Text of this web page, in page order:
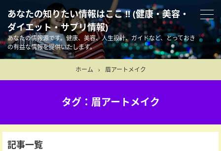
あなたの知りたい情報はここ !! (健康・美容・
ダイエット・サプリ情報)
あなたの情報源です。健康、美容、人生設計、ガイドなど、とっておき
の有益な情報を提供いたします。
ホーム › 眉アートメイク
タグ：眉アートメイク
記事一覧